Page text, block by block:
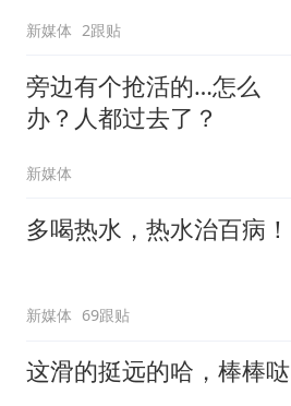
新媒体 2跟贴
旁边有个抢活的…怎么
办？人都过去了？
新媒体
多喝热水，热水治百病！
新媒体 69跟贴
这滑的挺远的哈，棒棒哒